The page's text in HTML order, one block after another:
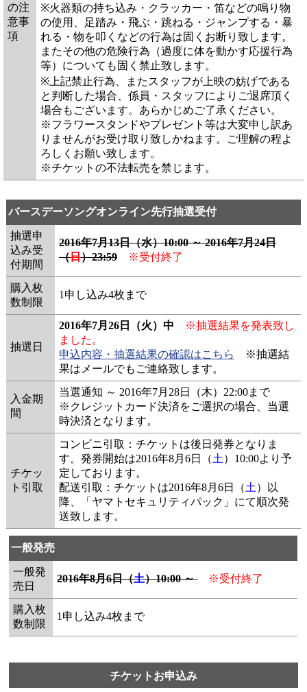
の注
意事
項
※火器類の持ち込み・クラッカー・笛などの鳴り物
の使用、足踏み・飛ぶ・跳ねる・ジャンプする・暴
れる・物を叩くなどの行為は固くお断り致します。
またその他の危険行為（過度に体を動かす応援行為
等）についても固く禁止致します。
※上記禁止行為、またスタッフが上映の妨げである
と判断した場合、係員・スタッフによりご退席頂く
場合もございます。あらかじめご了承ください。
※フラワースタンドやプレゼント等は大変申し訳あ
りませんがお受け取り致しかねます。ご理解の程よ
ろしくお願い致します。
※チケットの不法転売を禁じます。
バースデーソングオンライン先行抽選受付
抽選申
込み受
付期間
2016年7月13日（水）10:00 ～ 2016年7月24日
（日）23:59 ※受付終了
購入枚
数制限
1申し込み4枚まで
抽選日
2016年7月26日（火）中
※抽選結果を発表致し
ました。
申込内容・抽選結果の確認はこちら
※抽選結
果はメールでもご連絡致します。
入金期
間
当選通知 ～ 2016年7月28日（木）22:00まで
※クレジットカード決済をご選択の場合、当選
時決済となります。
チケッ
ト引取
コンビニ引取：チケットは後日発券となりま
す。発券開始は2016年8月6日（土 ）10:00より予
定しております。
配送引取：チケットは2016年8月6日（土 ）以
降、「ヤマトセキュリティパック」にて順次発
送致します。
一般発売
一般発
売日
2016年8月6日（土）10:00 ～ ※受付終了
購入枚
数制限
1申し込み4枚まで
チケットお申込み